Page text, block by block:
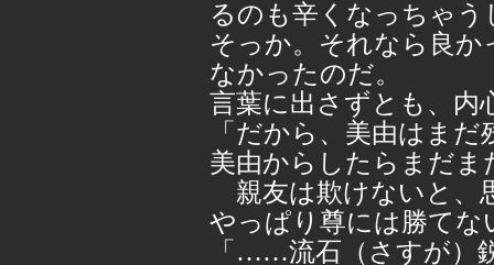
るのも辛くなっちゃう
そっか。それなら良か
なかったのだ。
言葉に出さずとも、内
「だから、美由はま
美由からしたらまだ
親友は欺けないと、
やっぱり尊には勝てな
「……流石（さすが